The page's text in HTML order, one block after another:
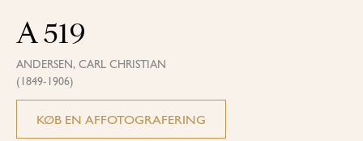
A 519
ANDERSEN, CARL CHRISTIAN
(1849-1906)
KØB EN AFFOTOGRAFERING